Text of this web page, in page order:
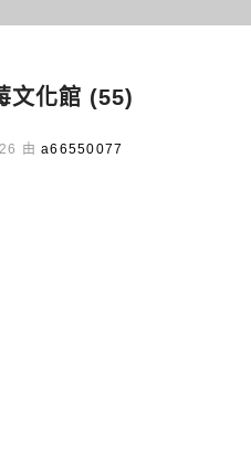
文化館 (55)
由 a66550077